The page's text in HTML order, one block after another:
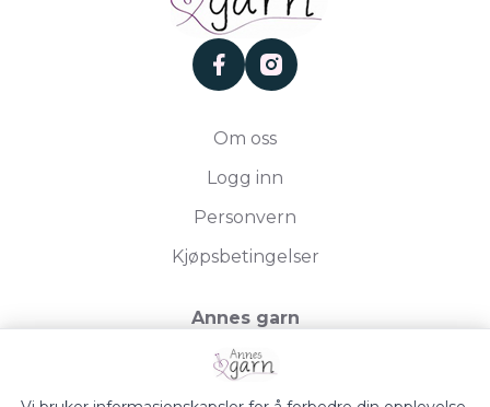
facebookinstagram
Om oss
Logg inn
Personvern
Kjøpsbetingelser
Annes garn
Storgata 19, 2750 Gran
Org.nr. 994050613